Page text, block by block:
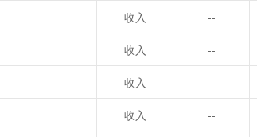
收入 --
收入 --
收入 --
收入 --